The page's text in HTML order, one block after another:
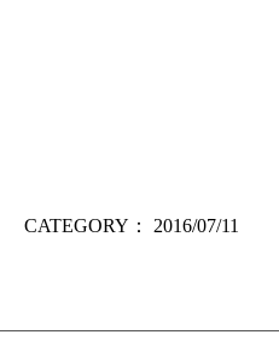
CATEGORY： 2016/07/11